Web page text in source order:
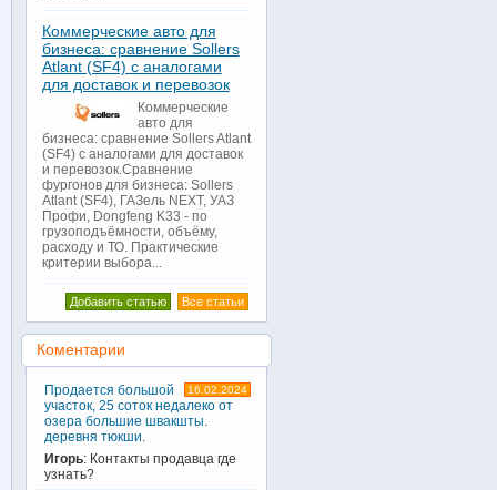
Коммерческие авто для
бизнеса: сравнение Sollers
Atlant (SF4) с аналогами
для доставок и перевозок
Коммерческие
авто для
бизнеса: сравнение Sollers Atlant
(SF4) с аналогами для доставок
и перевозок.Сравнение
фургонов для бизнеса: Sollers
Atlant (SF4), ГАЗель NEXT, УАЗ
Профи, Dongfeng K33 - по
грузоподъёмности, объёму,
расходу и ТО. Практические
критерии выбора...
Все статьи
Добавить статью
Коментарии
16.02.2024
Продается большой
участок, 25 соток недалеко от
озера большие швакшты.
деревня тюкши.
Игорь: Контакты продавца где
узнать?